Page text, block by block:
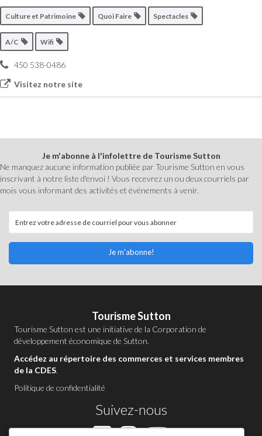
Culture et Patrimoine Quoi Faire Spectacles
A/C Wifi
450 538-0486
Visitez notre site
Je m'abonne à l'infolettre de Tourisme Sutton
Ne manquez aucune information publiée par Tourisme Sutton en vous
inscrivant à notre liste d'envoi ! Vous recevrez un ou deux courriels par
mois vous informant des activités et événements à venir.
Je m'abonne!
Tourisme Sutton
Tourisme Sutton est une initiative de la Corporation de
développement économique de Sutton.
Accédez au répertoire des commerces et services membres
de la CDES.
Politique de confidentialité
Suivez-nous